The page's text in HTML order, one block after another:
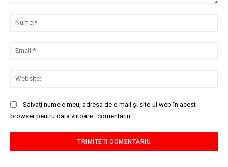
Salvați numele meu, adresa de e-mail și site-ul web în acest
browser pentru data viitoare i comentariu.